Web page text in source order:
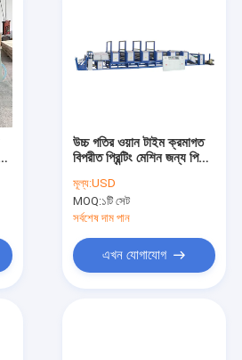
উচ্চ গতির ওয়ান টাইম ক্রমাগত
বিপরীত প্রিন্টিং মেশিন জন্য পিপি
মূল্য:USD
MOQ:১টি সেট
সর্বশেষ দাম পান
এখন যোগাযোগ